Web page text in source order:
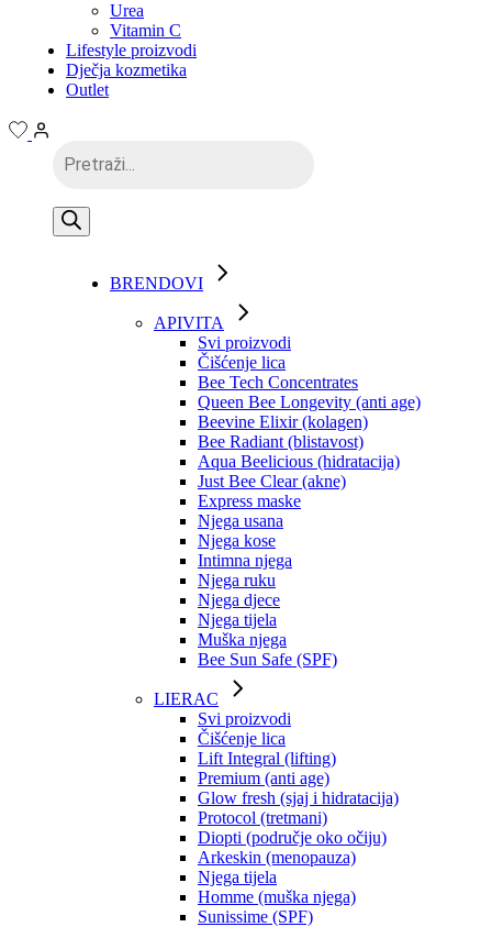
Urea
Vitamin C
Lifestyle proizvodi
Dječja kozmetika
Outlet
search
BRENDOVI
APIVITA
Svi proizvodi
Čišćenje lica
Bee Tech Concentrates
Queen Bee Longevity (anti age)
Beevine Elixir (kolagen)
Bee Radiant (blistavost)
Aqua Beelicious (hidratacija)
Just Bee Clear (akne)
Express maske
Njega usana
Njega kose
Intimna njega
Njega ruku
Njega djece
Njega tijela
Muška njega
Bee Sun Safe (SPF)
LIERAC
Svi proizvodi
Čišćenje lica
Lift Integral (lifting)
Premium (anti age)
Glow fresh (sjaj i hidratacija)
Protocol (tretmani)
Diopti (područje oko očiju)
Arkeskin (menopauza)
Njega tijela
Homme (muška njega)
Sunissime (SPF)